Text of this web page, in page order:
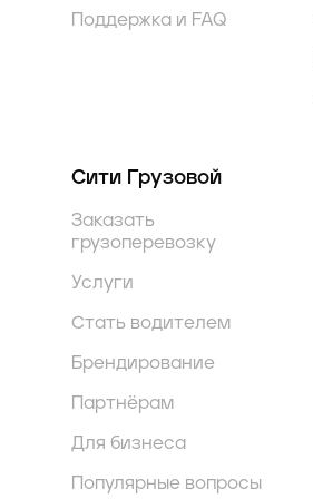
Поддержка и FAQ
Сити Грузовой
Заказать
грузоперевозку
Услуги
Стать водителем
Брендирование
Партнёрам
Для бизнеса
Популярные вопросы